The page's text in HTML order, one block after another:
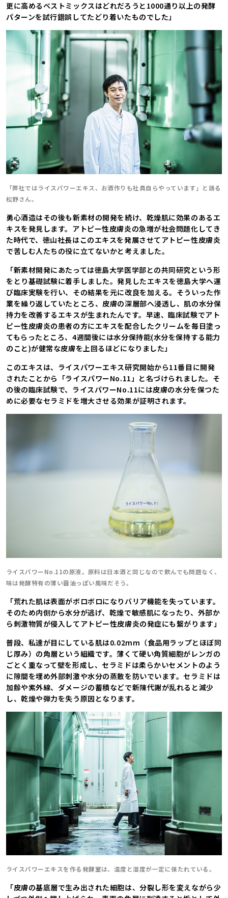
更に高めるベストミックスはどれだろうと1000通り以上の発酵
パターンを試行錯誤してたどり着いたものでした」
「弊社ではライスパワーエキス、お酒作りも社員自らやっています」と語る
松野さん。
勇心酒造はその後も新素材の開発を続け、乾燥肌に効果のあるエ
キスを発見します。アトピー性皮膚炎の急増が社会問題化してき
た時代で、徳山社長はこのエキスを発展させてアトピー性皮膚炎
で苦しむ人たちの役に立てないかと考えました。
「新素材開発にあたっては徳島大学医学部との共同研究という形
をとり基礎試験に着手しました。発見したエキスを徳島大学へ運
び臨床実験を行い、その結果を元に改良を加える。そういった作
業を繰り返していたところ、皮膚の深層部へ浸透し、肌の水分保
持力を改善するエキスが生まれたんです。早速、臨床試験でアト
ピー性皮膚炎の患者の方にエキスを配合したクリームを毎日塗っ
てもらったところ、4週間後には水分保持能(水分を保持する能力
のこと)が健常な皮膚を上回るほどになりました」
このエキスは、ライスパワーエキス研究開始から11番目に開発
されたことから「ライスパワーNo.11」と名づけられました。そ
の後の臨床試験で、ライスパワーNo.11には皮膚の水分を保つた
めに必要なセラミドを増大させる効果が証明されます。
ライスパワーNo.11の原液。原料は日本酒と同じなので飲んでも問題なく、
味は発酵特有の薄い醤油っぽい風味だそう。
「荒れた肌は表面がボロボロになりバリア機能を失っています。
そのため内側から水分が逃げ、乾燥で敏感肌になったり、外部か
ら刺激物質が侵入してアトピー性皮膚炎の発症にも繋がります」
普段、私達が目にしている肌は0.02mm（食品用ラップとほぼ同
じ厚み）の角層という組織です。薄くて硬い角質細胞がレンガの
ごとく重なって壁を形成し、セラミドは柔らかいセメントのよう
に隙間を埋め外部刺激や水分の蒸散を防いでいます。セラミドは
加齢や紫外線、ダメージの蓄積などで新陳代謝が乱れると減少
し、乾燥や弾力を失う原因となります。
ライスパワーエキスを作る発酵室は、温度と湿度が一定に保たれている。
「皮膚の基底層で生み出された細胞は、分裂し形を変えながら少